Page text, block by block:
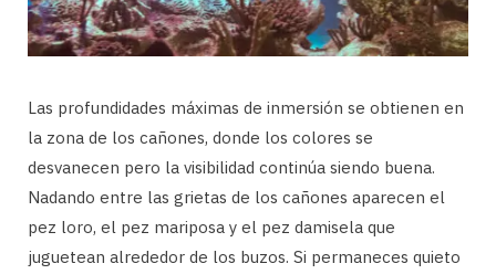
Las profundidades máximas de inmersión se obtienen en
la zona de los cañones, donde los colores se
desvanecen pero la visibilidad continúa siendo buena.
Nadando entre las grietas de los cañones aparecen el
pez loro, el pez mariposa y el pez damisela que
juguetean alrededor de los buzos. Si permaneces quieto